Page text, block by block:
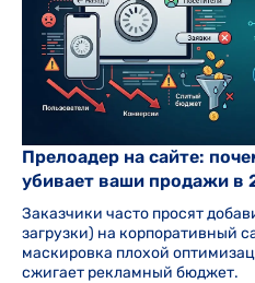
Прелоадер на сайте:
убивает ваши продажи в
Заказчики часто просят
загрузки) на корпоративный
маскировка плохой
сжигает рекламный бюджет.